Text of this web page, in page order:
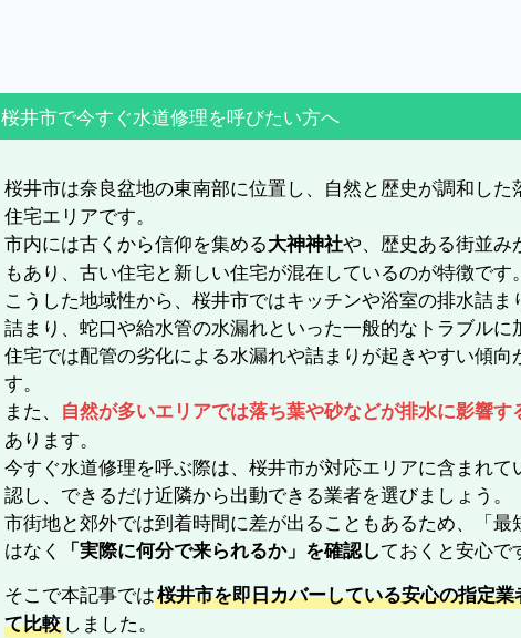
桜井市で今すぐ水道修理を呼びたい方へ
桜井市は奈良盆地の東南部に位置し、自然と歴史が調和した
住宅エリアです。
市内には古くから信仰を集める大神神社や、歴史ある街並み
もあり、古い住宅と新しい住宅が混在しているのが特徴です。
こうした地域性から、桜井市ではキッチンや浴室の排水詰ま
詰まり、蛇口や給水管の水漏れといった一般的なトラブルに
住宅では配管の劣化による水漏れや詰まりが起きやすい傾向
す。
また、 自然が多いエリアでは落ち葉や砂などが排水に影響す
あります。
今すぐ水道修理を呼ぶ際は、桜井市が対応エリアに含まれて
認し、できるだけ近隣から出動できる業者を選びましょう。
市街地と郊外では到着時間に差が出ることもあるため、「最
はなく
「実際に何分で来られるか」を確認しておくと安心で
そこで本記事では桜井市を即日カバーしている安心の指定
て比較しました。